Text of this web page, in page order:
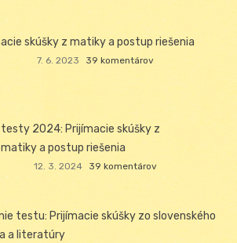
skúšky z matiky a postup riešenia
7. 6. 2023 39 komentárov
testy 2024: Prijímacie skúšky z
a postup riešenia
12. 3. 2024 39 komentárov
testu: Prijímacie skúšky zo slovenského
a literatúry